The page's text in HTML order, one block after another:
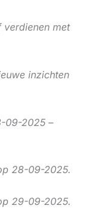
met
inzichten
09-2025 –
28-09-2025.
29-09-2025.